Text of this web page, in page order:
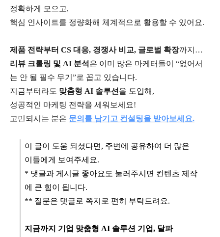
정확하게 모으고,
핵심 인사이트를 정량화해 체계적으로 활용할 수 있어요.
제품 전략부터 CS 대응, 경쟁사 비교, 글로벌 확장까지…
리뷰 크롤링 및 AI 분석 은 이미 많은 마케터들이 “없어서
는 안 될 필수 무기”로 꼽고 있습니다.
지금부터라도 맞춤형 AI 솔루션 을 도입해,
성공적인 마케팅 전략을 세워보세요!
고민되시는 분은 문의를 남기고 컨설팅을 받아보세요.
이 글이 도움 되셨다면, 주변에 공유하여 더 많은
이들에게 보여주세요.
* 댓글과 게시글 좋아요도 눌러주시면 컨텐츠 제작
에 큰 힘이 됩니다.
** 질문은 댓글로 쪽지로 편히 부탁드려요.
지금까지 기업 맞춤형 AI 솔루션 기업, 달파